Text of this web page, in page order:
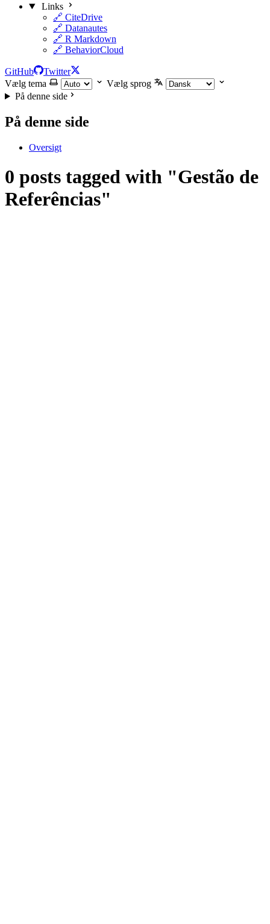
Links
🔗 CiteDrive
🔗 Datanautes
🔗 R Markdown
🔗 BehaviorCloud
GitHub
Twitter
Vælg tema
Vælg sprog
På denne side
På denne side
Oversigt
0 posts tagged with "Gestão de
Referências"